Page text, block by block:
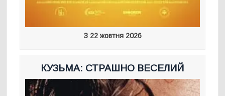
З 22 жовтня 2026
КУЗЬМА: СТРАШНО ВЕСЕЛИЙ